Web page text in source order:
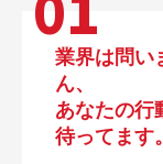
業界は問い
ん、
あなたの行
待ってます。